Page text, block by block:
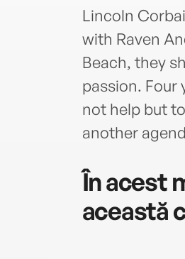
Lincoln
with Raven
Beach, they
passion. Four
not help but
another
În acest
această